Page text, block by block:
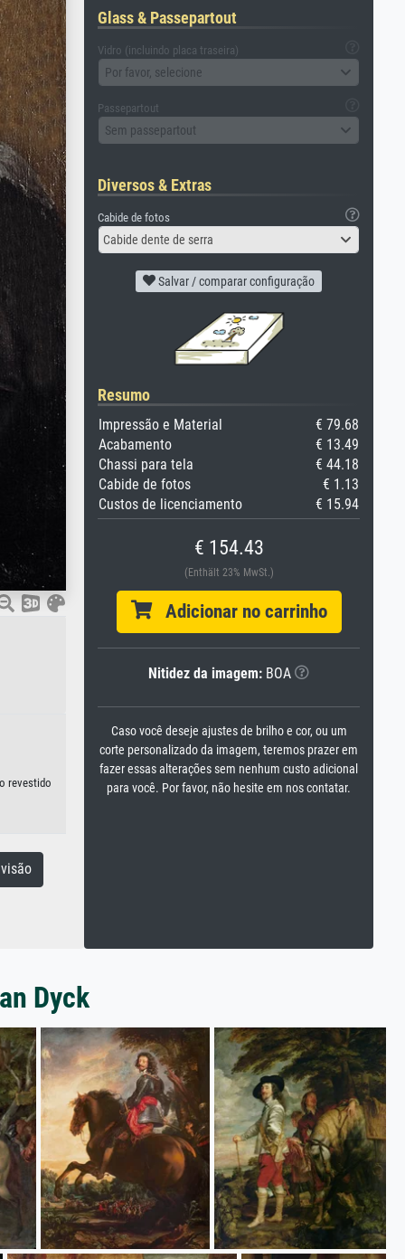
revestido
Glass & Passepartout
Vidro (incluindo placa traseira)
Por favor, selecione
Passepartout
Sem passepartout
Diversos & Extras
Cabide de fotos
Cabide dente de serra
Salvar / comparar configuração
Resumo
Impressão e Material
€ 79.68
Acabamento
€ 13.49
Chassi para tela
€ 44.18
Cabide de fotos
€ 1.13
Custos de licenciamento
€ 15.94
€ 154.43
(Enthält 23% MwSt.)
Adicionar no carrinho
Nitidez da imagem: BOA
Caso você deseje ajustes de brilho e cor, ou um
corte personalizado da imagem, teremos prazer em
fazer essas alterações sem nenhum custo adicional
para você. Por favor, não hesite em nos contatar.
Dyck